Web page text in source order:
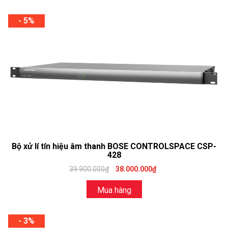
- 5%
Bộ xử lí tín hiệu âm thanh BOSE CONTROLSPACE CSP-
428
39.900.000₫ 38.000.000₫
Mua hàng
- 3%